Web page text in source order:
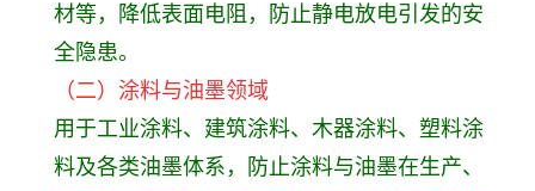
材等，降低表面电阻，防止静电放电引发的安
全隐患。
（二）涂料与油墨领域
用于工业涂料、建筑涂料、木器涂料、塑料涂
料及各类油墨体系，防止涂料与油墨在生产、